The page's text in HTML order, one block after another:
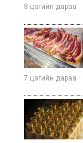
8 цагийн дараа
7 цагийн дараа